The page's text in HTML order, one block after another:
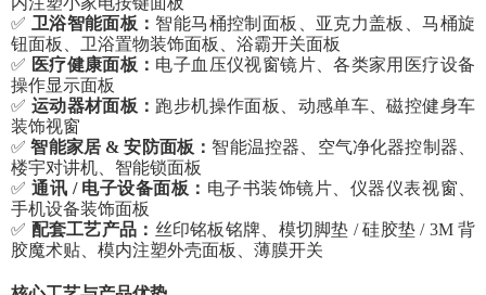
✅ 卫浴智能面板： 智能马桶控制面板、亚克力盖板、马桶旋
钮面板、卫浴置物装饰面板、浴霸开关面板
✅ 医疗健康面板： 电子血压仪视窗镜片、各类家用医疗设备
操作显示面板
✅ 运动器材面板： 跑步机操作面板、动感单车、磁控健身车
装饰视窗
✅智能家居 & 安防面板： 智能温控器、空气净化器控制器、
楼宇对讲机、智能锁面板
✅通讯 / 电子设备面板： 电子书装饰镜片、仪器仪表视窗、
手机设备装饰面板
✅ 配套工艺产品： 丝印铭板铭牌、模切脚垫 / 硅胶垫 / 3M 背
胶魔术贴、模内注塑外壳面板、薄膜开关